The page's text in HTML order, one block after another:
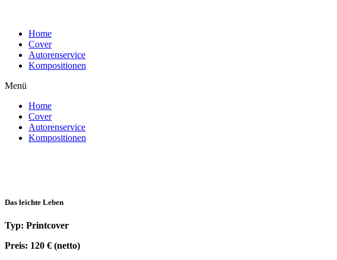
Home
Cover
Autorenservice
Kompositionen
Menü
Home
Cover
Autorenservice
Kompositionen
Das leichte Leben
Typ: Printcover
Preis: 120 € (netto)